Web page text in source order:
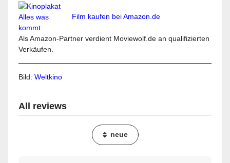
Film kaufen bei Amazon.de
Als Amazon-Partner verdient Moviewolf.de an qualifizierten
Verkäufen.
Bild:Weltkino
All reviews
neue